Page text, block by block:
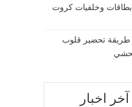
تحميل بطاقات وخلفيات كروت
تحضير قلوب
آخر اخبار